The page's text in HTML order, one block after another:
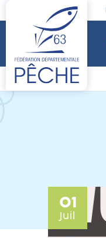
01
Juil